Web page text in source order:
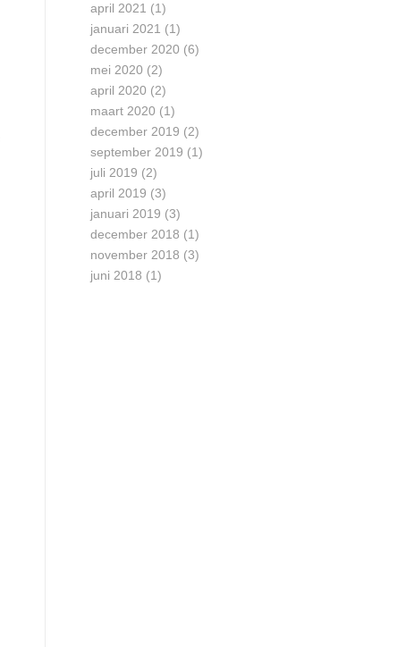
april 2021 (1)
januari 2021 (1)
december 2020 (6)
mei 2020 (2)
april 2020 (2)
maart 2020 (1)
december 2019 (2)
september 2019 (1)
juli 2019 (2)
april 2019 (3)
januari 2019 (3)
december 2018 (1)
november 2018 (3)
juni 2018 (1)